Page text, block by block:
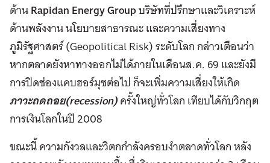
ด้านRapidan Energy Groupบริษัทที่ปรึกษาและวิเคราะห์
ด้านพลังงาน นโยบายสาธารณะ และความเสี่ยงทาง
ภูมิรัฐศาสตร์ (Geopolitical Risk) ระดับโลก กล่าวเตือนว่า
หากตลาดยังหาทางออกไม่ได้ภายในเดือนส.ค. 69 และยังมี
การปิดช่องแคบฮอร์มุซต่อไป ก็จะเพิ่มความเสี่ยงให้เกิด
ภาวะถดถอย(recession)ครั้งใหญ่ทั่วโลก เทียบได้กับวิกฤต
การเงินโลกในปี 2008
ขณะนี้ ความกังวลและวิตกกำลังครอบงำตลาดทั่วโลก หลัง